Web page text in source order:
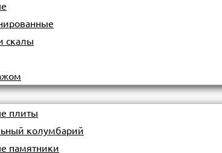
скалы
плиты
колумбарий
памятники